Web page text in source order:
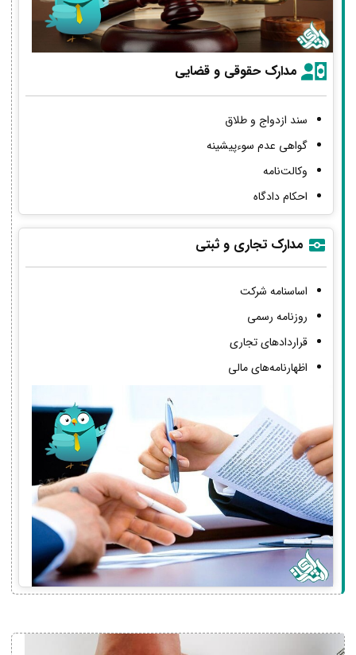
مدارک حقوقی و قضایی
سند ازدواج و طلاق
گواهی عدم سوءپیشینه
وکالت‌نامه
احکام دادگاه
مدارک تجاری و ثبتی
اساسنامه شرکت
روزنامه رسمی
قراردادهای تجاری
اظهارنامه‌های مالی